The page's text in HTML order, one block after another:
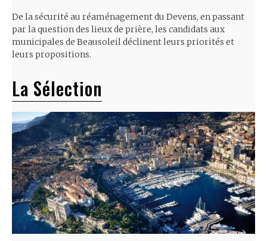
De la sécurité au réaménagement du Devens, en passant
par la question des lieux de prière, les candidats aux
municipales de Beausoleil déclinent leurs priorités et
leurs propositions.
La Sélection